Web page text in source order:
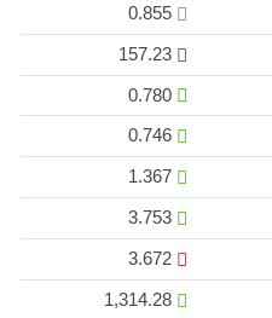
0.855
157.23
0.780
0.746
1.367
3.753
3.672
1,314.28